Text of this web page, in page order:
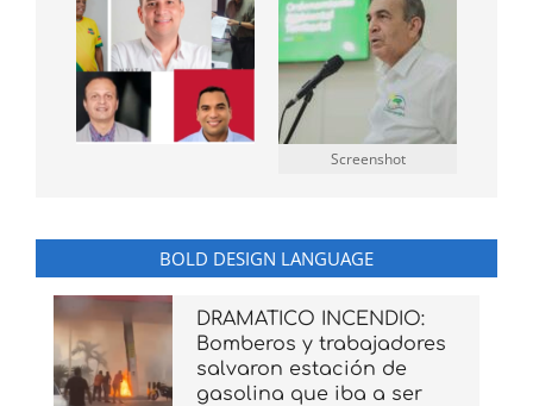
Screenshot
BOLD DESIGN LANGUAGE
DRAMATICO INCENDIO:
Bomberos y trabajadores
salvaron estación de
gasolina que iba a ser